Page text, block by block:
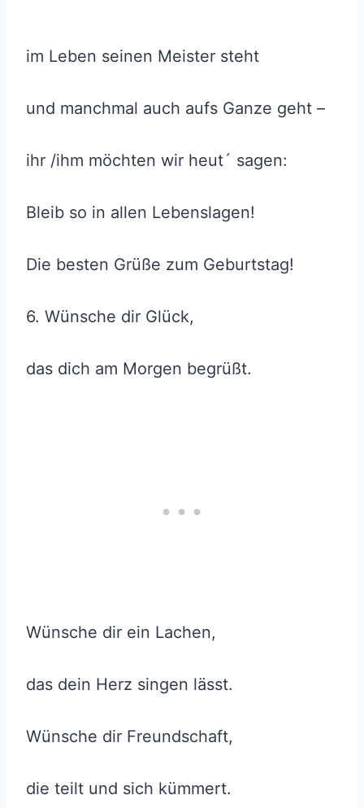
im Leben seinen Meister steht
und manchmal auch aufs Ganze geht –
ihr /ihm möchten wir heut´ sagen:
Bleib so in allen Lebenslagen!
Die besten Grüße zum Geburtstag!
6. Wünsche dir Glück,
das dich am Morgen begrüßt.
Wünsche dir ein Lachen,
das dein Herz singen lässt.
Wünsche dir Freundschaft,
die teilt und sich kümmert.